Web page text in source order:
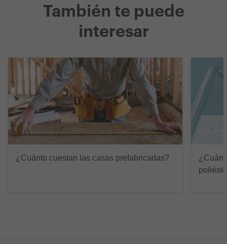
También te puede
interesar
¿Cuánto cuestan las casas prefabricadas?